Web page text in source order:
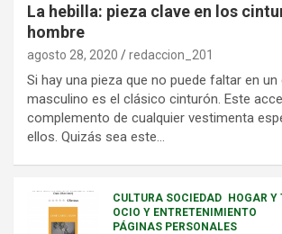
La hebilla: pieza clave en los
hombre
agosto 28, 2020 redaccion_201
Si hay una pieza que no puede faltar en
masculino es el clásico cinturón. Este
complemento de cualquier vestimenta
ellos. Quizás sea este…
CULTURA SOCIEDAD HOGAR Y
OCIO Y ENTRETENIMIENTO
PÁGINAS PERSONALES